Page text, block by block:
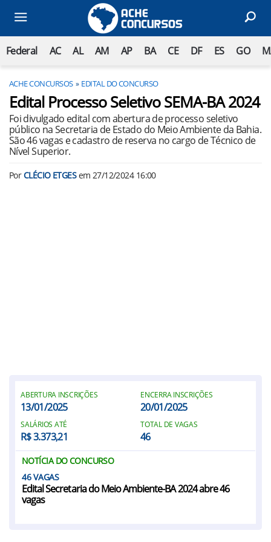
Federal AC AL AM AP BA CE DF ES GO
ACHE CONCURSOS EDITAL DO CONCURSO
Edital Processo Seletivo SEMA-BA 2024
Foi divulgado edital com abertura de processo seletivo
público na Secretaria de Estado do Meio Ambiente da Bahia.
São 46 vagas e cadastro de reserva no cargo de Técnico de
Nível Superior.
PorCLÉCIO ETGESem 27/12/2024 16:00
ABERTURA INSCRIÇÕES
13/01/2025
ENCERRA INSCRIÇÕES
20/01/2025
SALÁRIOS ATÉ
R$ 3.373,21
TOTAL DE VAGAS
46
NOTÍCIA DO CONCURSO
46
Edital Secretaria do Meio Ambiente-BA 2024 abre 46
vagas